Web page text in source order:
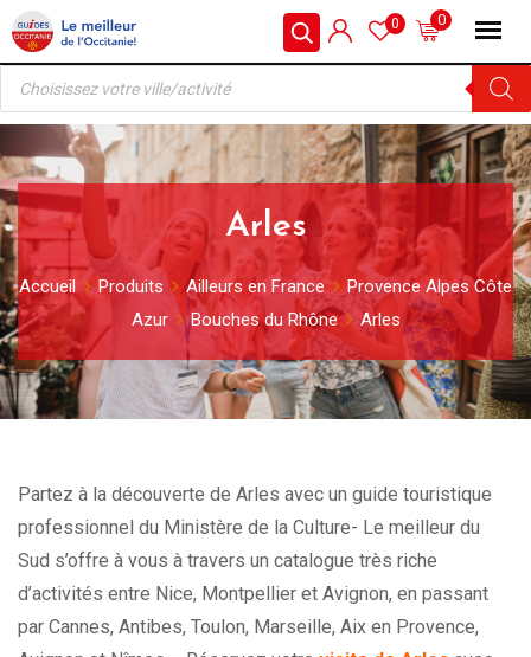
Skip
to
content
0
0
Recherche
produits
Arles
Accueil Produits Ailleurs en France
Provence Alpes Côte
Azur
Bouches du Rhône Arles
Partez à la découverte de Arles avec un guide touristique
professionnel du Ministère de la Culture- Le meilleur du
Sud s’offre à vous à travers un catalogue très riche
d’activités entre Nice, Montpellier et Avignon, en passant
par Cannes, Antibes, Toulon, Marseille, Aix en Provence,